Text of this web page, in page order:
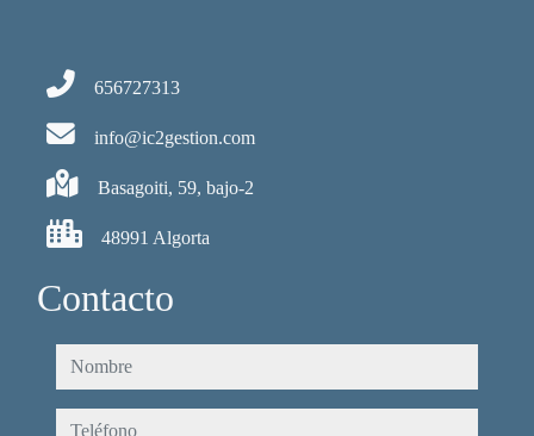
656727313
info@ic2gestion.com
Basagoiti, 59, bajo-2
48991 Algorta
Contacto
nombre
teléfono